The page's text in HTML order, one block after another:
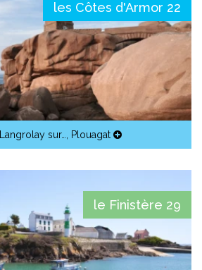
les Côtes d'Armor 22
Langrolay sur…, Plouagat
le Finistère 29